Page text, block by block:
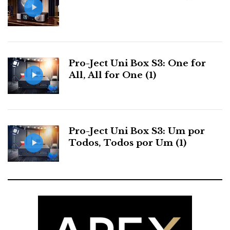
‘A par dos testes quantitativos, foram realizados
extensos testes de audição subjetiva por profissionais
músicos e outros especialistas em audição’, diz-nos a
também ouvem. Como todos nós.
Sejam eles quem forem, fizeram um bom trabalho. A
primeira impressão é de um baixo robusto, tenso
articulado, bem definido e com uma extensão
impressionante, para aí meia se não mesmo uma
oitava abaixo do que é possível com um DAC
mediano.
...um baixo robusto,
tenso, articulado, bem
Pro-Ject Uni Box S3: One for
All, All for One (1)
Pro-Ject Uni Box S3: Um por
Todos, Todos por Um (1)